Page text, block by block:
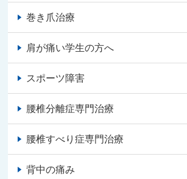
巻き爪治療
肩が痛い学生の方へ
スポーツ障害
腰椎分離症専門治療
腰椎すべり症専門治療
背中の痛み